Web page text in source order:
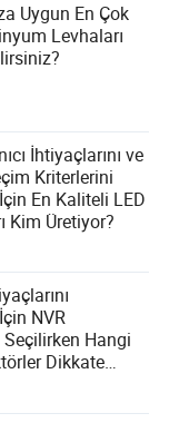
Uygun En Çok
Levhaları
İhtiyaçlarını ve
Kriterlerini
En Kaliteli LED
Kim Üretiyor?
NVR
Hangi
Dikkate